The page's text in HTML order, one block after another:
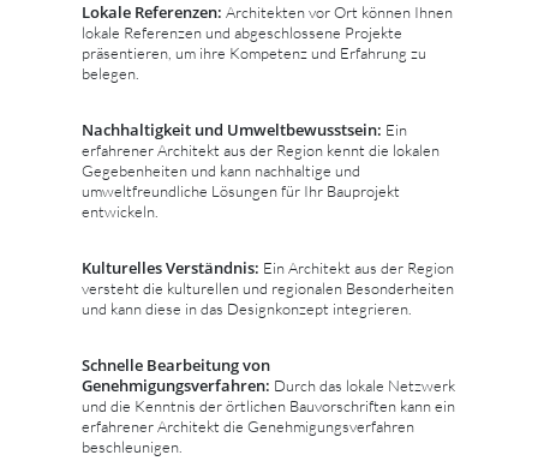
Lokale Referenzen: Architekten vor Ort können Ihnen
lokale Referenzen und abgeschlossene Projekte
präsentieren, um ihre Kompetenz und Erfahrung zu
belegen.
Nachhaltigkeit und Umweltbewusstsein: Ein
erfahrener Architekt aus der Region kennt die lokalen
Gegebenheiten und kann nachhaltige und
umweltfreundliche Lösungen für Ihr Bauprojekt
entwickeln.
Kulturelles Verständnis: Ein Architekt aus der Region
versteht die kulturellen und regionalen Besonderheiten
und kann diese in das Designkonzept integrieren.
Schnelle Bearbeitung von
Genehmigungsverfahren: Durch das lokale Netzwerk
und die Kenntnis der örtlichen Bauvorschriften kann ein
erfahrener Architekt die Genehmigungsverfahren
beschleunigen.